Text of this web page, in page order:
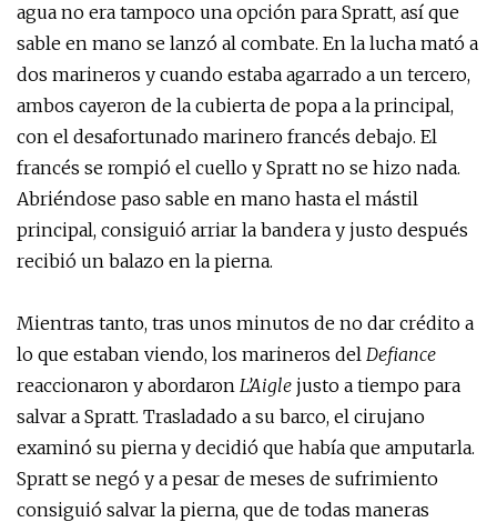
agua no era tampoco una opción para Spratt, así que
sable en mano se lanzó al combate. En la lucha mató a
dos marineros y cuando estaba agarrado a un tercero,
ambos cayeron de la cubierta de popa a la principal,
con el desafortunado marinero francés debajo. El
francés se rompió el cuello y Spratt no se hizo nada.
Abriéndose paso sable en mano hasta el mástil
principal, consiguió arriar la bandera y justo después
recibió un balazo en la pierna.
Mientras tanto, tras unos minutos de no dar crédito a
lo que estaban viendo, los marineros del Defiance
reaccionaron y abordaron L’Aigle justo a tiempo para
salvar a Spratt. Trasladado a su barco, el cirujano
examinó su pierna y decidió que había que amputarla.
Spratt se negó y a pesar de meses de sufrimiento
consiguió salvar la pierna, que de todas maneras